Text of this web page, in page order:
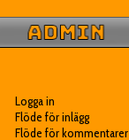
Logga in
Flöde för inlägg
Flöde för kommentarer